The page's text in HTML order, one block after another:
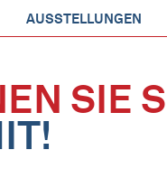
AUSSTELLUNGEN
SIE